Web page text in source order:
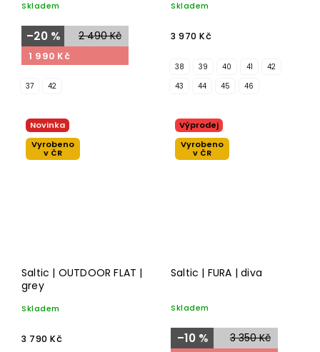
Skladem
2 490 Kč
–20 %
1 990 Kč
37 42
Skladem
3 970 Kč
38 39 40 41 42
43 44 45 46
Novinka
Vyrobeno
v ČR
Saltic | OUTDOOR FLAT |
grey
Skladem
3 790 Kč
Výprodej
Vyrobeno
v ČR
Saltic | FURA | diva
Skladem
3 350 Kč
–10 %